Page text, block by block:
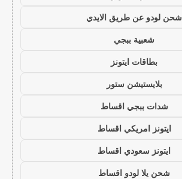
شحن لودو عن طريق الايدي
شعبية ببجي
بطاقات ايتونز
بلايستيشن ستور
شدات ببجي اقساط
ايتونز امريكي اقساط
ايتونز سعودي اقساط
شحن يلا لودو اقساط